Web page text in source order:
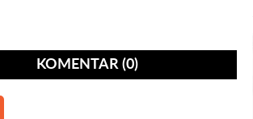
KOMENTAR (0)